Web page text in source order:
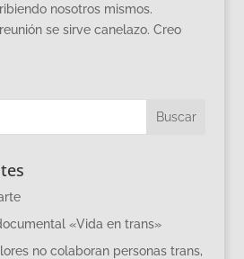
nosotros mismos.
se sirve canelazo. Creo
«Vida en trans»
no colaboran personas trans,